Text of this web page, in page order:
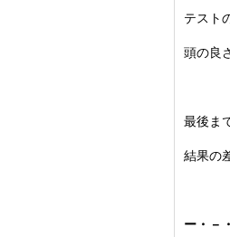
テスト
頭の良
最後ま
結果の
ー・－